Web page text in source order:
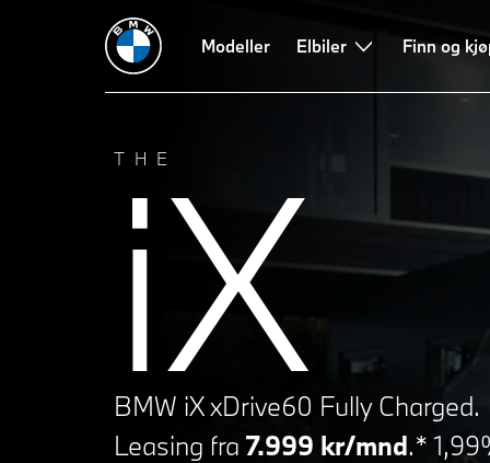
Modeller Elbiler Finn og
THE
iX
BMW iX xDrive60 Fully Charged.
Leasing fra 7.999 kr/mnd.*
Tekniske data Editions Rekkevidde og lading Design